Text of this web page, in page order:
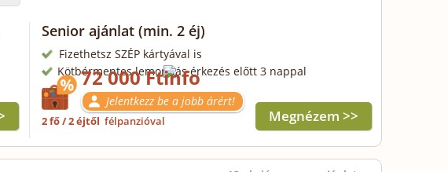
Senior ajánlat (min. 2 éj)
Fizethetsz SZÉP kártyával is
Kötbérmentes lemondás érkezés előtt 3 nappal
72 000 Ft
Jelentkezz be a jobb árért!
2 fő / 2 éjtől félpanzióval Megnézem >>